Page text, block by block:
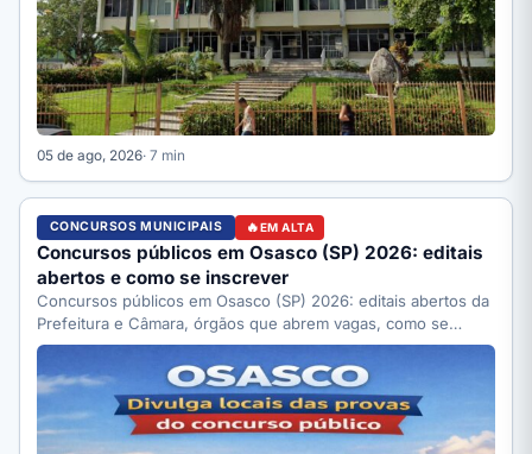
05 de ago, 2026· 7 min
CONCURSOS MUNICIPAIS EM ALTA
Concursos públicos em Osasco (SP) 2026: editais
abertos e como se inscrever
Concursos públicos em Osasco (SP) 2026: editais abertos da
Prefeitura e Câmara, órgãos que abrem vagas, como se…